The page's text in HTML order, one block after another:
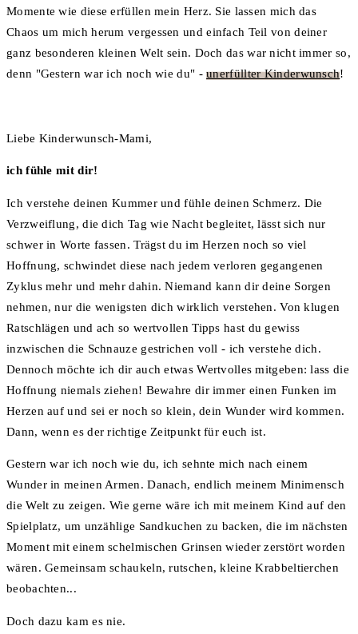
Momente wie diese erfüllen mein Herz. Sie lassen mich das
Chaos um mich herum vergessen und einfach Teil von deiner
ganz besonderen kleinen Welt sein. Doch das war nicht immer so,
denn "Gestern war ich noch wie du" -unerfüllter Kinderwunsch!
Liebe Kinderwunsch-Mami,
ich fühle mit dir!
Ich verstehe deinen Kummer und fühle deinen Schmerz. Die
Verzweiflung, die dich Tag wie Nacht begleitet, lässt sich nur
schwer in Worte fassen. Trägst du im Herzen noch so viel
Hoffnung, schwindet diese nach jedem verloren gegangenen
Zyklus mehr und mehr dahin. Niemand kann dir deine Sorgen
nehmen, nur die wenigsten dich wirklich verstehen. Von klugen
Ratschlägen und ach so wertvollen Tipps hast du gewiss
inzwischen die Schnauze gestrichen voll - ich verstehe dich.
Dennoch möchte ich dir auch etwas Wertvolles mitgeben: lass die
Hoffnung niemals ziehen! Bewahre dir immer einen Funken im
Herzen auf und sei er noch so klein, dein Wunder wird kommen.
Dann, wenn es der richtige Zeitpunkt für euch ist.
Gestern war ich noch wie du, ich sehnte mich nach einem
Wunder in meinen Armen. Danach, endlich meinem Minimensch
die Welt zu zeigen. Wie gerne wäre ich mit meinem Kind auf den
Spielplatz, um unzählige Sandkuchen zu backen, die im nächsten
Moment mit einem schelmischen Grinsen wieder zerstört worden
wären. Gemeinsam schaukeln, rutschen, kleine Krabbeltierchen
beobachten...
Doch dazu kam es nie.